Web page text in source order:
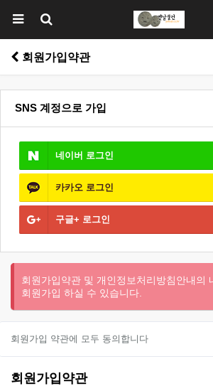
회원가입약관
SNS 계정으로 가입
네이버 로그인
카카오 로그인
구글+ 로그인
회원가입약관 및 개인정보처리방침안내의
회원가입 하실 수 있습니다.
회원가입 약관에 모두 동의합니다
회원가입약관